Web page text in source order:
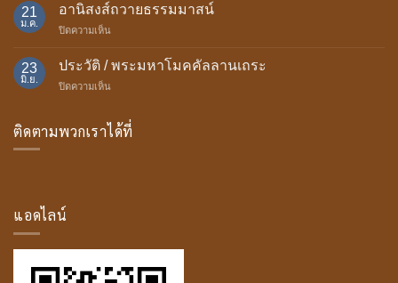
พรรษา
ของ
21
ม.ค.
อานิสงส์ถวายธรรมมาสน์
ปิดความเห็น
ถวาย
มา
23
มิ.ย.
ประวัติ / พระมหาโมคคัลลานเถระ
ปิดความเห็น
พระ
ติดตามพวกเราได้ที่
แอดไลน์